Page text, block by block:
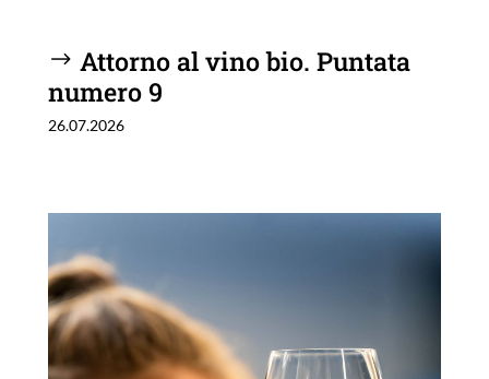
Attorno al vino bio. Puntata
numero 9
26.07.2026